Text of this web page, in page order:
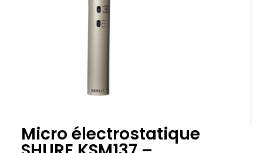
Micro électrostatique